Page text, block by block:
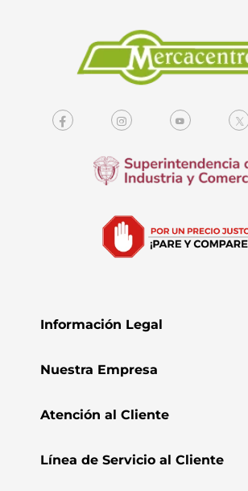
Información Legal
Nuestra Empresa
Atención al Cliente
Línea de Servicio al Cliente